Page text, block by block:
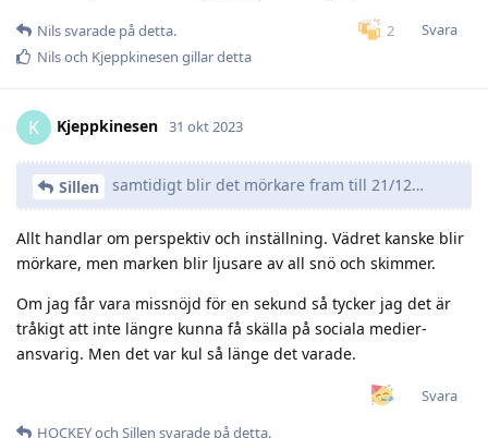
2 Svara
Nilssvarade på detta.
Nilsoch Kjeppkinesen gillar detta
K Kjeppkinesen 31 okt 2023
Sillen samtidigt blir det mörkare fram till 21/12…
Allt handlar om perspektiv och inställning. Vädret kanske blir
mörkare, men marken blir ljusare av all snö och skimmer.
Om jag får vara missnöjd för en sekund så tycker jag det är
tråkigt att inte längre kunna få skälla på sociala medier-
ansvarig. Men det var kul så länge det varade.
Svara
HOCKEYoch Sillen svarade på detta.